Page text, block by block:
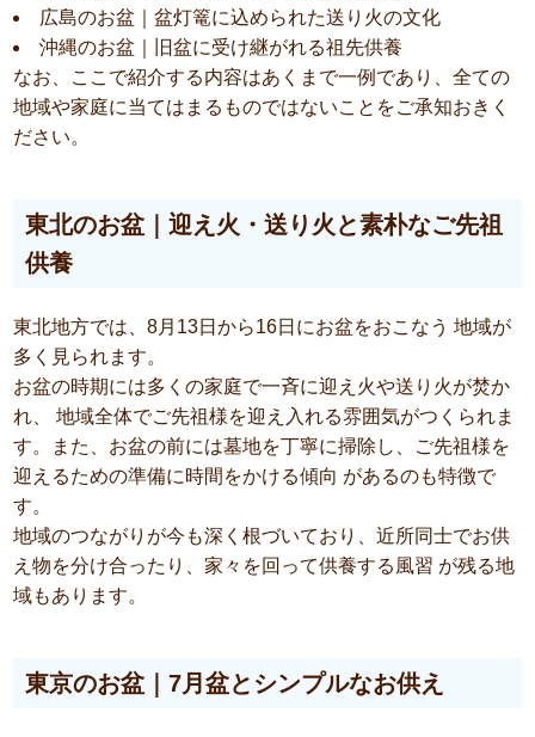
広島のお盆｜盆灯篭に込められた送り火の文化
沖縄のお盆｜旧盆に受け継がれる祖先供養
なお、ここで紹介する内容はあくまで一例であり、全ての
地域や家庭に当てはまるものではないことをご承知おきく
ださい。
東北のお盆｜迎え火・送り火と素朴なご先祖
供養
東北地方では、8月13日から16日にお盆をおこなう 地域が
多く見られます。
お盆の時期には多くの家庭で一斉に迎え火や送り火が焚か
れ、 地域全体でご先祖様を迎え入れる雰囲気がつくられま
す。また、お盆の前には墓地を丁寧に掃除し、ご先祖様を
迎えるための準備に時間をかける傾向 があるのも特徴で
す。
地域のつながりが今も深く根づいており、近所同士でお供
え物を分け合ったり、家々を回って供養する風習 が残る地
域もあります。
東京のお盆｜7月盆とシンプルなお供え